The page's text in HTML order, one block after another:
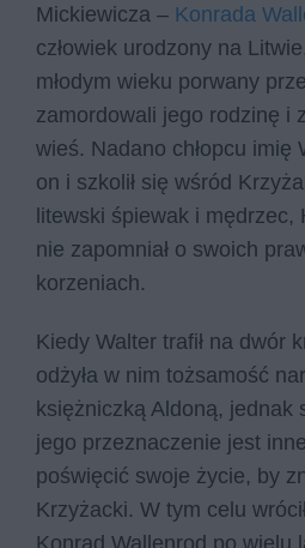
Mickiewicza – Konrada
człowiek urodzony na
młodym wieku porwany
zamordowali jego rodzinę i
wieś. Nadano chłopcu imię
on i szkolił się wśród
litewski śpiewak i mędrzec,
nie zapomniał o swoich
korzeniach.
Kiedy Walter trafił na dwór
odżyła w nim tożsamość
księżniczką Aldoną, jednak
jego przeznaczenie jest
poświęcić swoje życie, by
Krzyżacki. W tym celu